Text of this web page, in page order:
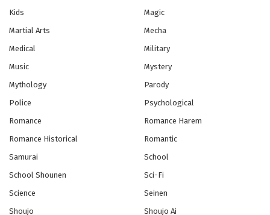
Adachi to Shimamura
Eps - October 28, 2024
Aharen-san wa Hakarenai
Eps - October 28, 2024
Eps - October 28, 2024
Kids
Magic
Martial Arts
Mecha
Medical
Military
Music
Mystery
Mythology
Parody
Police
Psychological
Romance
Romance Harem
Romance Historical
Romantic
Samurai
School
School Shounen
Sci-Fi
Science
Seinen
Shoujo
Shoujo Ai